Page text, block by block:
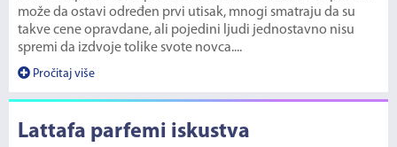
može da ostavi određen prvi utisak, mnogi smatraju da su
takve cene opravdane, ali pojedini ljudi jednostavno nisu
spremi da izdvoje tolike svote novca....
Pročitaj više
Lattafa parfemi iskustva